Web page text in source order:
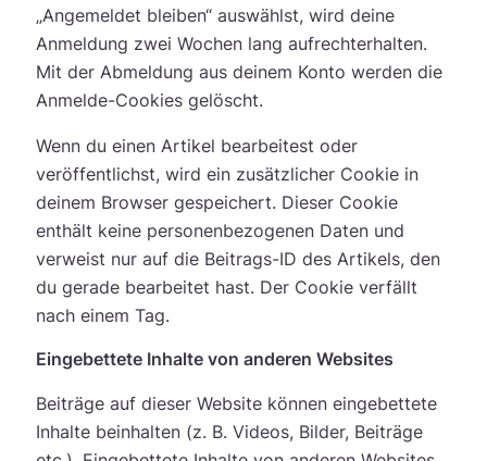
„Angemeldet bleiben“ auswählst, wird deine
Anmeldung zwei Wochen lang aufrechterhalten.
Mit der Abmeldung aus deinem Konto werden die
Anmelde-Cookies gelöscht.
Wenn du einen Artikel bearbeitest oder
veröffentlichst, wird ein zusätzlicher Cookie in
deinem Browser gespeichert. Dieser Cookie
enthält keine personenbezogenen Daten und
verweist nur auf die Beitrags-ID des Artikels, den
du gerade bearbeitet hast. Der Cookie verfällt
nach einem Tag.
Eingebettete Inhalte von anderen Websites
Beiträge auf dieser Website können eingebettete
Inhalte beinhalten (z. B. Videos, Bilder, Beiträge